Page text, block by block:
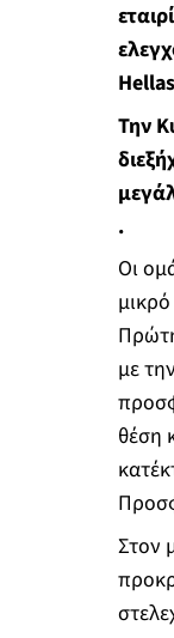
Την
.
Οι
με
θέση
Στον